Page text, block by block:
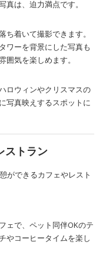
は、迫力満点です。
着いて撮影できます。
ワーを背景にした写真も
気を楽しめます。
ロウィンやクリスマスの
写真映えするスポットに
ストラン
ができるカフェやレスト
ェで、ペット同伴OKのテ
やコーヒータイムを楽し